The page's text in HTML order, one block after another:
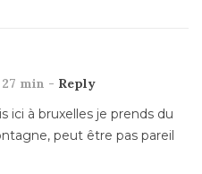
min - Reply
ici à bruxelles je prends du
peut être pas pareil